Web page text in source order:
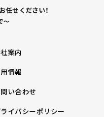
任せください！
～
案内
情報
い合わせ
イバシーポリシー